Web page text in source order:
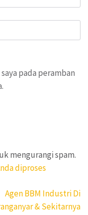
pada peramban
mengurangi spam.
diproses
Agen BBM Industri Di
& Sekitarnya